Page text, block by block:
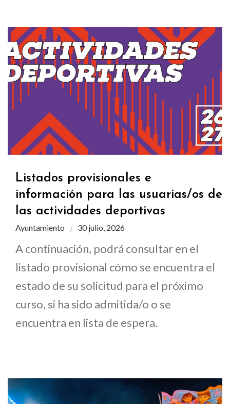
Listados provisionales e
información para las usuarias/os de
las actividades deportivas
Ayuntamiento 30 julio, 2026
A continuación, podrá consultar en el
listado provisional cómo se encuentra el
estado de su solicitud para el próximo
curso, si ha sido admitida/o o se
encuentra en lista de espera.